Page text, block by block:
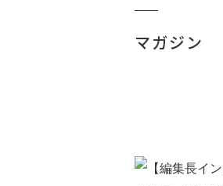
マガジン